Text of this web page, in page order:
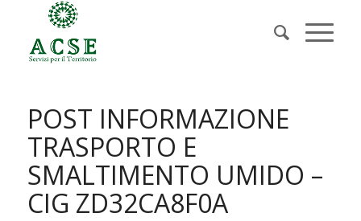
POST INFORMAZIONE
TRASPORTO E
SMALTIMENTO UMIDO –
CIG ZD32CA8F0A